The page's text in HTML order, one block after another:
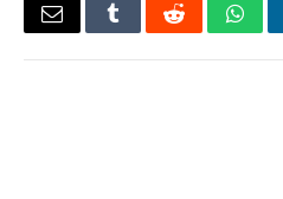
واتسابرديت Tumblrالبريد